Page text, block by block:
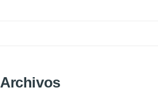
Archivos